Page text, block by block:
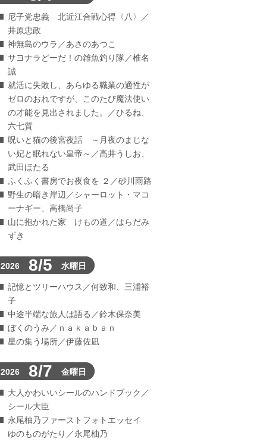
尼子党忠義 北近江合戦心得〈八〉／
井原忠政
神無島のウラ／あさのあつこ
サヨナラどーだ！の雑魚釣り隊／椎名
誠
就活に失敗し、あらゆる職業の適性が
ゼロのおれですが、このたび魔法使い
の才能を見出されました。／ひるね、
六七質
呪いと猫の後宮夜話 ～月夜のまじな
い妃と眠れない皇帝～／高井うしお、
武田ほたる
ふくふく書房でお夜食を ２／砂川雨路
野生の暗き岸辺／シャーロット・マコ
ーナギー、高橋尚子
山に抱かれた家 けもの道／はらだみ
ずき
2026 8/5 水曜日
記憶とツリーハウス／何致和、三浦裕
子
中途半端な旅人は語る／鈴木保奈美
ぼくのうみ／ｎａｋａｂａｎ
星の集う場所／伊藤佐凪
2026 8/7 金曜日
大人かわいいシールのハンドブック／
シール大臣
永尾柚乃ファーストフォトエッセイ
ゆのものがたり／永尾柚乃